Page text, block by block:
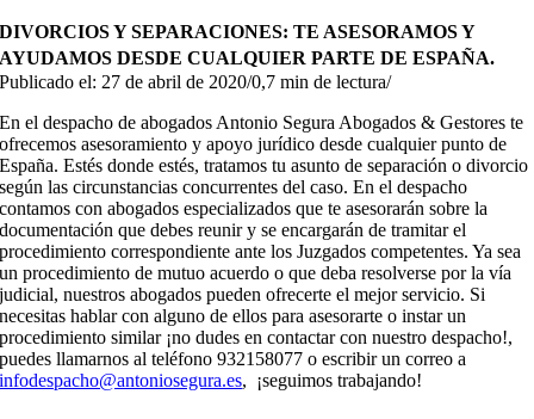
DIVORCIOS Y SEPARACIONES: TE ASESORAMOS Y
AYUDAMOS DESDE CUALQUIER PARTE DE ESPAÑA.
Publicado el: 27 de abril de 2020/0,7 min de lectura/
En el despacho de abogados Antonio Segura Abogados & Gestores te
ofrecemos asesoramiento y apoyo jurídico desde cualquier punto de
España. Estés donde estés, tratamos tu asunto de separación o divorcio
según las circunstancias concurrentes del caso. En el despacho
contamos con abogados especializados que te asesorarán sobre la
documentación que debes reunir y se encargarán de tramitar el
procedimiento correspondiente ante los Juzgados competentes. Ya sea
un procedimiento de mutuo acuerdo o que deba resolverse por la vía
judicial, nuestros abogados pueden ofrecerte el mejor servicio. Si
necesitas hablar con alguno de ellos para asesorarte o instar un
procedimiento similar ¡no dudes en contactar con nuestro despacho!,
puedes llamarnos al teléfono 932158077 o escribir un correo a
infodespacho@antoniosegura.es, ¡seguimos trabajando!